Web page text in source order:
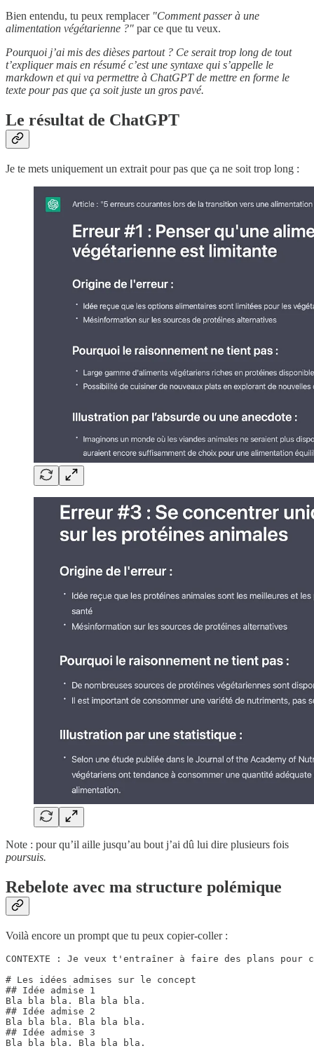
Bien entendu, tu peux remplacer "Comment passer à une
alimentation végétarienne ?" par ce que tu veux.
Pourquoi j’ai mis des dièses partout ? Ce serait trop long de tout
t’expliquer mais en résumé c’est une syntaxe qui s’appelle le
markdown et qui va permettre à ChatGPT de mettre en forme le
texte pour pas que ça soit juste un gros pavé.
Le résultat de ChatGPT
Je te mets uniquement un extrait pour pas que ça ne soit trop long :
Note : pour qu’il aille jusqu’au bout j’ai dû lui dire plusieurs fois
poursuis.
Rebelote avec ma structure polémique
Voilà encore un prompt que tu peux copier-coller :
CONTEXTE : Je veux t'entraîner à faire des plans
# Les idées admises sur le concept
## Idée admise 1
Bla bla bla. Bla bla bla.
## Idée admise 2
Bla bla bla. Bla bla bla.
## Idée admise 3
Bla bla bla. Bla bla bla.